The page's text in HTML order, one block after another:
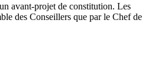
avant-projet de constitution. Les
des Conseillers que par le Chef de